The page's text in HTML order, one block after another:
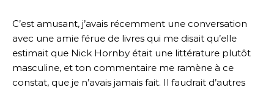
C’est amusant, j’avais récemment une conversation
avec une amie férue de livres qui me disait qu’elle
estimait que Nick Hornby était une littérature plutôt
masculine, et ton commentaire me ramène à ce
constat, que je n’avais jamais fait. Il faudrait d’autres